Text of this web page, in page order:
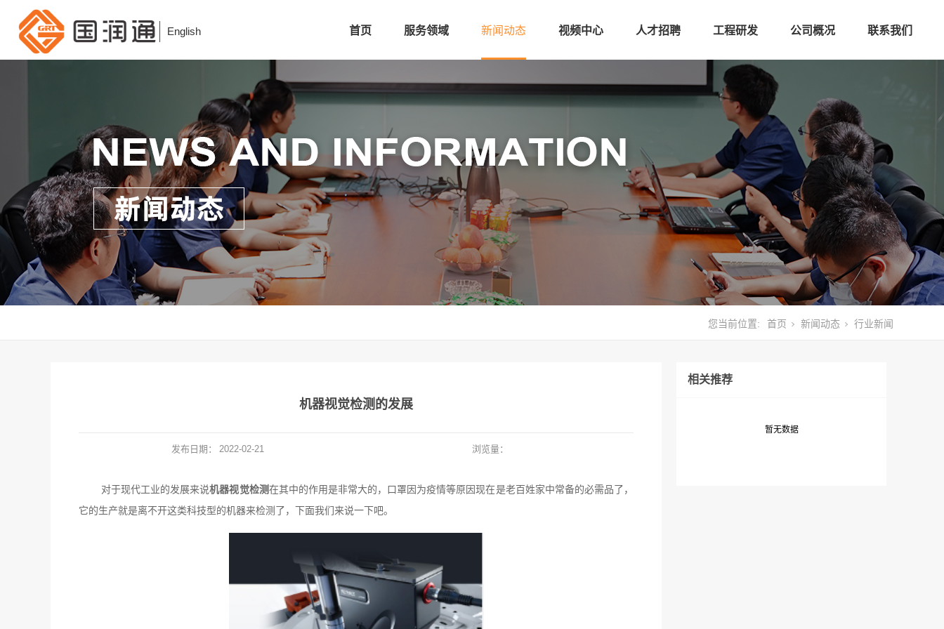
English 首页 服务领域 新闻动态 视频中心 人才招聘 工程研发 公司概况 联系我们
您当前位置: 首页 新闻动态 行业新闻
机器视觉检测的发展
发布日期： 2022-02-21 浏览量：
对于现代工业的发展来说机器视觉检测在其中的作用是非常大的，口罩因为疫情等原因现在是老百姓家中常备的必需品了，
它的生产就是离不开这类科技型的机器来检测了，下面我们来说一下吧。
相关推荐
暂无数据